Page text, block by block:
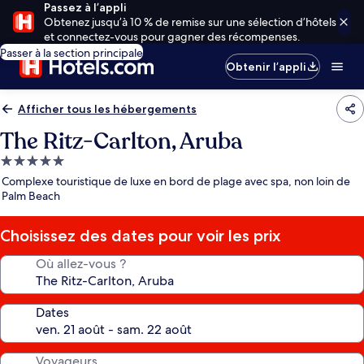
Passez à l’appli
Obtenez jusqu’à 10 % de remise sur une sélection d’hôtels
et connectez-vous pour gagner des récompenses.
Passer à la section principale
Obtenir l’appli
Afficher tous les hébergements
The Ritz-Carlton, Aruba
Hébergement
5.0 étoiles
Complexe touristique de luxe en bord de plage avec spa, non loin de
Palm Beach
Choisissez des dates pour voir les prix
Où allez-vous ?
Dates